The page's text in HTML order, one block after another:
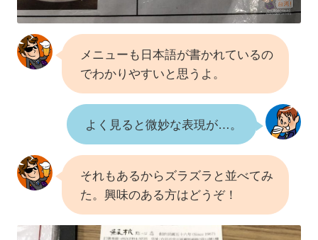
メニューも日本語が書かれているの
でわかりやすいと思うよ。
よく見ると微妙な表現が…。
それもあるからズラズラと並べてみ
た。興味のある方はどうぞ！